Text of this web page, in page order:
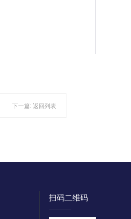
下一篇: 返回列表
扫码二维码